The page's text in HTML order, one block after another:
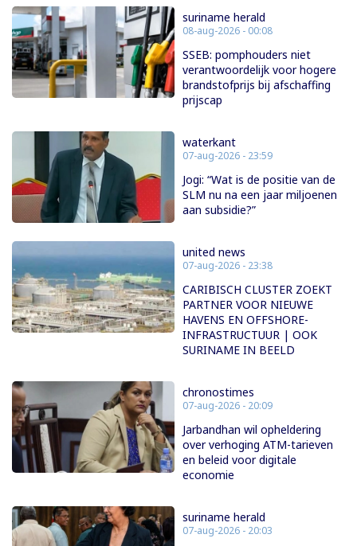
suriname herald
08-aug-2026 - 00:08
SSEB: pomphouders niet
verantwoordelijk voor hogere
brandstofprijs bij afschaffing
prijscap
waterkant
07-aug-2026 - 23:59
Jogi: “Wat is de positie van de
SLM nu na een jaar miljoenen
aan subsidie?”
united news
07-aug-2026 - 23:38
CARIBISCH CLUSTER ZOEKT
PARTNER VOOR NIEUWE
HAVENS EN OFFSHORE-
INFRASTRUCTUUR | OOK
SURINAME IN BEELD
chronostimes
07-aug-2026 - 20:09
Jarbandhan wil opheldering
over verhoging ATM-tarieven
en beleid voor digitale
economie
suriname herald
07-aug-2026 - 20:03